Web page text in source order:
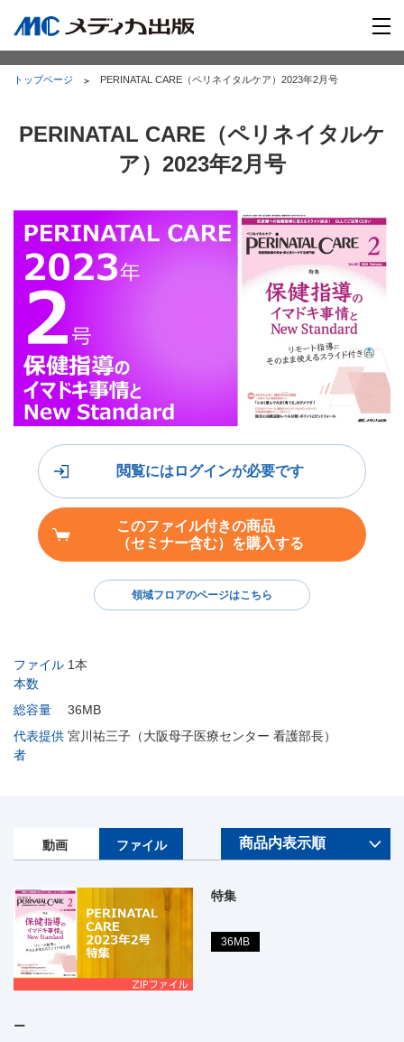
トップページ PERINATAL CARE（ペリネイタルケア）2023年2月号
PERINATAL CARE（ペリネイタルケ
ア）2023年2月号
ファイル
本数
1本
総容量
36MB
代表提供
者
宮川祐三子（大阪母子医療センター 看護部長）
閲覧にはログインが必要です
このファイル付きの商品
（セミナー含む）を購入する
領域フロアのページはこちら
動画 ファイル
特集
36MB
ー